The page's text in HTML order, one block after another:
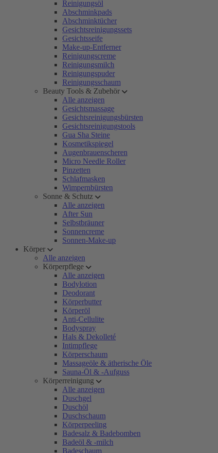
Reinigungsöl
Abschminkpads
Abschminktücher
Gesichtsreinigungssets
Gesichtsseife
Make-up-Entferner
Reinigungscreme
Reinigungsmilch
Reinigungspuder
Reinigungsschaum
Beauty Tools & Zubehör
Alle anzeigen
Gesichtsmassage
Gesichtsreinigungsbürsten
Gesichtsreinigungstools
Gua Sha Steine
Kosmetikspiegel
Augenbrauenscheren
Micro Needle Roller
Pinzetten
Schlafmasken
Wimpernbürsten
Sonne & Schutz
Alle anzeigen
After Sun
Selbstbräuner
Sonnencreme
Sonnen-Make-up
Körper
Alle anzeigen
Körperpflege
Alle anzeigen
Bodylotion
Deodorant
Körperbutter
Körperöl
Anti-Cellulite
Bodyspray
Hals & Dekolleté
Intimpflege
Körperschaum
Massageöle & ätherische Öle
Sauna-Öl & -Aufguss
Körperreinigung
Alle anzeigen
Duschgel
Duschöl
Duschschaum
Körperpeeling
Badesalz & Badebomben
Badeöl & -milch
Badeschaum